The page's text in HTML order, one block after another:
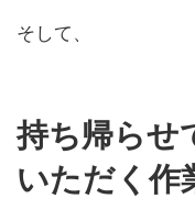
そして、
持ち帰らせ
いただく作